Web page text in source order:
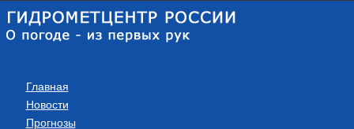
Главная
Новости
Прогнозы